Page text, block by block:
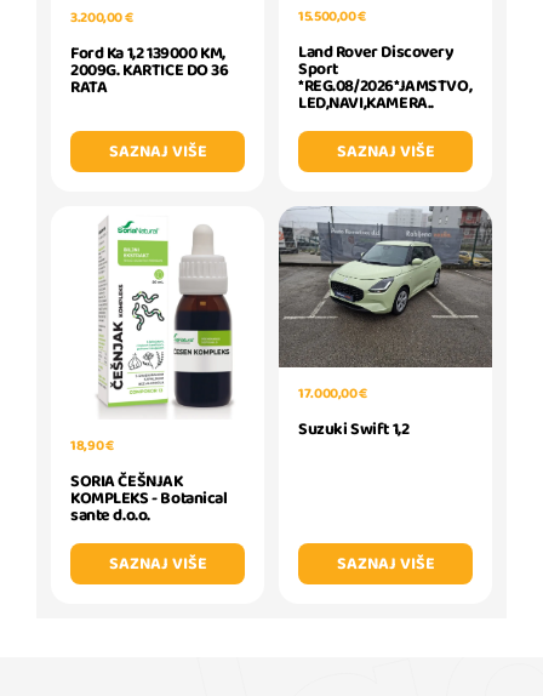
3.200,00 €
Ford Ka 1,2 139000 KM,
2009G. KARTICE DO 36
RATA
SAZNAJ VIŠE
15.500,00 €
Land Rover Discovery
Sport
*REG.08/2026*JAMSTVO,
LED,NAVI,KAMERA..
SAZNAJ VIŠE
18,90 €
SORIA ČEŠNJAK
KOMPLEKS - Botanical
sante d.o.o.
SAZNAJ VIŠE
17.000,00 €
Suzuki Swift 1,2
SAZNAJ VIŠE